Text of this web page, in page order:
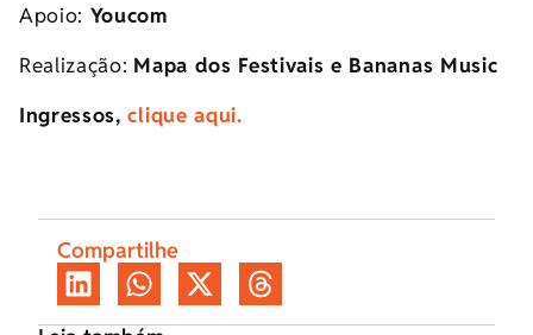
Apoio: Youcom
Realização: Mapa dos Festivais e Bananas Music
Ingressos,clique aqui.
Compartilhe